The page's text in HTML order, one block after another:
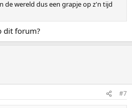
de wereld dus een grapje op z'n tijd
dit forum?
#7